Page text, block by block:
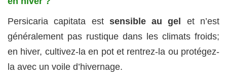
Persicaria capitata est sensible au gel et n’est
généralement pas rustique dans les climats froids;
en hiver, cultivez-la en pot et rentrez-la ou protégez-
la avec un voile d’hivernage.